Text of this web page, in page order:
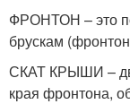
ФРОНТОН – это
брускам
СКАТ КРЫШИ –
края фронтона,